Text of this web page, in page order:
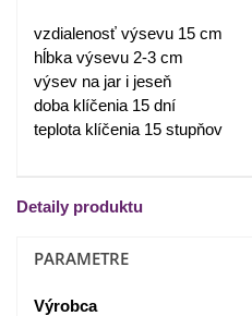
vzdialenosť výsevu 15 cm
hĺbka výsevu 2-3 cm
výsev na jar i jeseň
doba klíčenia 15 dní
teplota klíčenia 15 stupňov
Detaily produktu
PARAMETRE
Výrobca